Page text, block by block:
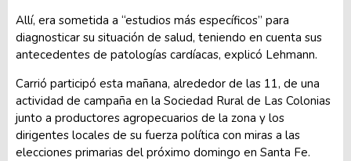
Allí, era sometida a “estudios más específicos” para
diagnosticar su situación de salud, teniendo en cuenta sus
antecedentes de patologías cardíacas, explicó Lehmann.
Carrió participó esta mañana, alrededor de las 11, de una
actividad de campaña en la Sociedad Rural de Las Colonias
junto a productores agropecuarios de la zona y los
dirigentes locales de su fuerza política con miras a las
elecciones primarias del próximo domingo en Santa Fe.